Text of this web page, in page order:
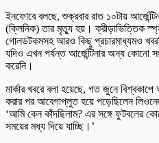
ইনফোবে বলছে, শুক্রবার রাত ১০টায়
(ক্লিনিক) তার মৃত্যু হয়। ক্রীড়াভিত্তিক
গোলডটকমসহ আরও কিছু প্রচারমাধ্যমও
যদিও এখন পর্যন্ত আর্জেন্টিনার অন্য কোনো
করেনি।
মার্কার খবরে বলা হয়েছে, গত জুনে বিশ্বকাপে
করার পর আবেগাপ্লুত হয়ে পড়েছিলেন
‘আমি কেন কাঁদছিলাম? এর সঙ্গে ফুটবলের
সময়ের মধ্য দিয়ে যাচ্ছি।’